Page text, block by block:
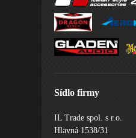
Sídlo firmy
IL Trade spol. s r.o.
Hlavná 1538/31